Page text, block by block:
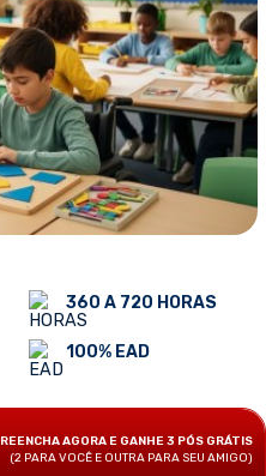
360 A 720 HORAS
100% EAD
AGORA E GANHE 3 PÓS GRÁTIS
(2 PARA VOCÊ E OUTRA PARA SEU AMIGO)